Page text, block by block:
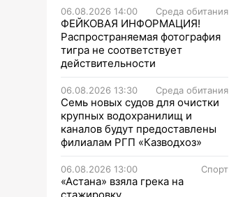
06.08.2026 14:00 Среда обитания
ФЕЙКОВАЯ ИНФОРМАЦИЯ!
Распространяемая фотография
тигра не соответствует
действительности
06.08.2026 13:30 Среда обитания
Семь новых судов для очистки
крупных водохранилищ и
каналов будут предоставлены
филиалам РГП «Казводхоз»
06.08.2026 13:00 Спорт
«Астана» взяла грека на
стажировку